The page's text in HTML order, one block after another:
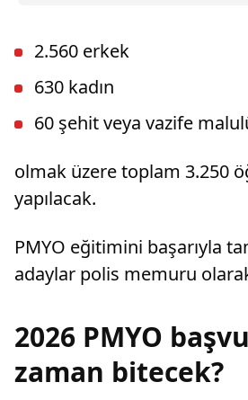
2.560 erkek
630 kadın
60 şehit veya vazife
olmak üzere toplam 3.250
yapılacak.
PMYO eğitimini başarıyla
adaylar polis memuru
2026 PMYO
zaman bitecek?